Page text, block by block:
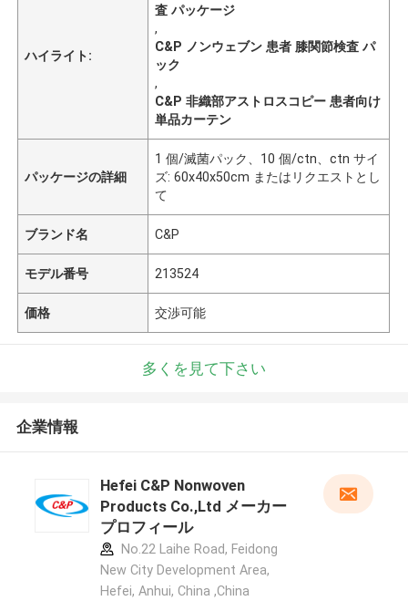
ハイライト:
査 パッケージ
,
C&P ノンウェブン 患者 膝関節検査 パ
ック
,
C&P 非織部アストロスコピー 患者向け
単品カーテン
パッケージの詳細
1 個/滅菌パック、10 個/ctn、ctn サイ
ズ: 60x40x50cm またはリクエストとし
て
ブランド名 C&P
モデル番号 213524
価格 交渉可能
多くを見て下さい
企業情報
Hefei C&P Nonwoven
Products Co.,Ltd メーカー
プロフィール
No.22 Laihe Road, Feidong
New City Development Area,
Hefei, Anhui, China ,China